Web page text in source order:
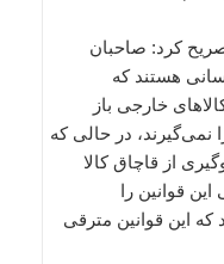
کرد: صاحبان
هستند که
خارجی باز
نمی‌گیرند، در حالی که
از قاچاق کالا
قوانین را
که این قوانین مترقی